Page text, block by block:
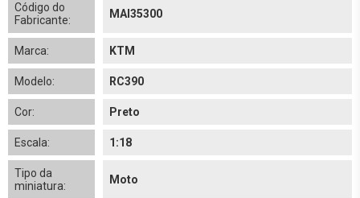
Código do
Fabricante:
MAI35300
Marca: KTM
Modelo: RC390
Cor: Preto
Escala: 1:18
Tipo da
miniatura:
Moto